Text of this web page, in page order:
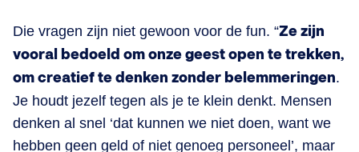
Die vragen zijn niet gewoon voor de fun. “Ze zijn
vooral bedoeld om onze geest open te trekken,
om creatief te denken zonder belemmeringen.
Je houdt jezelf tegen als je te klein denkt. Mensen
denken al snel ‘dat kunnen we niet doen, want we
hebben geen geld of niet genoeg personeel’, maar